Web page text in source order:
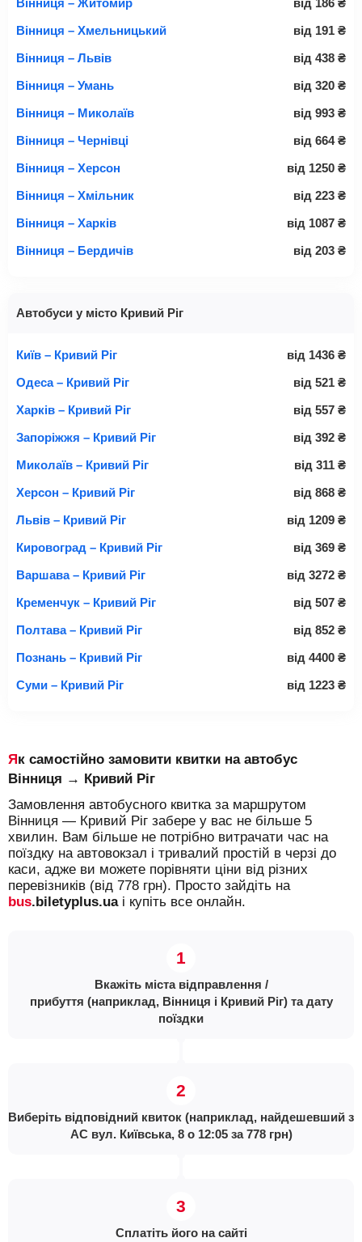
Вінниця – Житомир від 186 ₴
Вінниця – Хмельницький
від 191 ₴
Вінниця – Львів
від 438 ₴
Вінниця – Умань
від 320 ₴
Вінниця – Миколаїв
від 993 ₴
Вінниця – Чернівці
від 664 ₴
Вінниця – Херсон
від 1250 ₴
Вінниця – Хмільник
від 223 ₴
Вінниця – Харків
від 1087 ₴
Вінниця – Бердичів
від 203 ₴
Автобуси у місто Кривий Ріг
Київ – Кривий Ріг від 1436 ₴
Одеса – Кривий Ріг
від 521 ₴
Харків – Кривий Ріг
від 557 ₴
Запоріжжя – Кривий Ріг
від 392 ₴
Миколаїв – Кривий Ріг
від 311 ₴
Херсон – Кривий Ріг
від 868 ₴
Львів – Кривий Ріг
від 1209 ₴
Кировоград – Кривий Ріг
від 369 ₴
Варшава – Кривий Ріг
від 3272 ₴
Кременчук – Кривий Ріг
від 507 ₴
Полтава – Кривий Ріг
від 852 ₴
Познань – Кривий Ріг
від 4400 ₴
Суми – Кривий Ріг
від 1223 ₴
Як самостійно замовити квитки на автобус
Вінниця → Кривий Ріг
Замовлення автобусного квитка за маршрутом
Вінниця — Кривий Ріг забере у вас не більше 5
хвилин. Вам більше не потрібно витрачати час на
поїздку на автовокзал і тривалий простій в черзі до
каси, адже ви можете порівняти ціни від різних
перевізників (від 778 грн). Просто зайдіть на
bus.biletyplus.uaі купіть все онлайн.
Вкажіть міста відправлення /
прибуття (наприклад, Вінниця і Кривий Ріг) та дату
поїздки
Виберіть відповідний квиток (наприклад, найдешевший з
АС вул. Київська, 8 о 12:05 за 778 грн)
Сплатіть його на сайті